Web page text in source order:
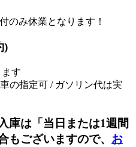
のみ休業となります！
)
す
の指定可 / ガソリン代は実
庫は「当日または1週間
もございますので、 お